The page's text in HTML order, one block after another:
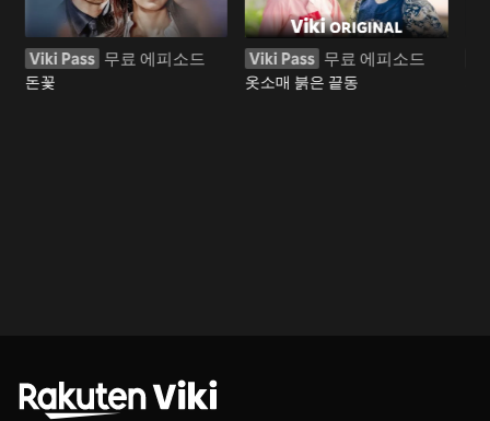
Viki Pass 무료 에피소드
돈꽃
Viki Pass 무료 에피소드
옷소매 붉은 끝동